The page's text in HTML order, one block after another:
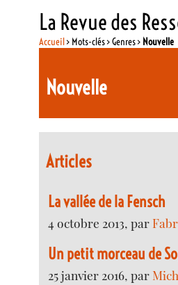
La Revue des
Accueil> Mots-clés > Genres > Nouvelle
Nouvelle
Articles
La vallée de la Fensch
4 octobre 2013, par
Un petit morceau de
25 janvier 2016, par